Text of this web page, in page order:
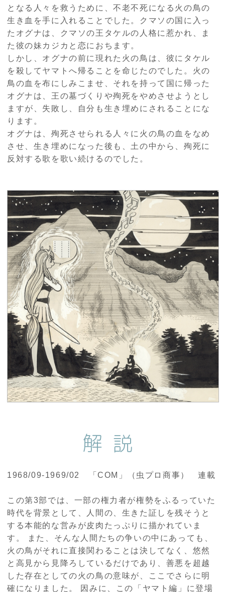
となる人々を救うために、不老不死になる火の鳥の
生き血を手に入れることでした。クマソの国に入っ
たオグナは、クマソの王タケルの人格に惹かれ、ま
た彼の妹カジカと恋におちます。
しかし、オグナの前に現れた火の鳥は、彼にタケル
を殺してヤマトへ帰ることを命じたのでした。火の
鳥の血を布にしみこませ、それを持って国に帰った
オグナは、王の墓づくりや殉死をやめさせようとし
ますが、失敗し、自分も生き埋めにされることにな
ります。
オグナは、殉死させられる人々に火の鳥の血をなめ
させ、生き埋めになった後も、土の中から、殉死に
反対する歌を歌い続けるのでした。
解説
1968/09-1969/02 「COM」（虫プロ商事） 連載
この第3部では、一部の権力者が権勢をふるっていた
時代を背景として、人間の、生きた証しを残そうと
する本能的な営みが皮肉たっぷりに描かれていま
す。 また、そんな人間たちの争いの中にあっても、
火の鳥がそれに直接関わることは決してなく、悠然
と高見から見降ろしているだけであり、善悪を超越
した存在としての火の鳥の意味が、ここでさらに明
確になりました。 因みに、この「ヤマト編」に登場